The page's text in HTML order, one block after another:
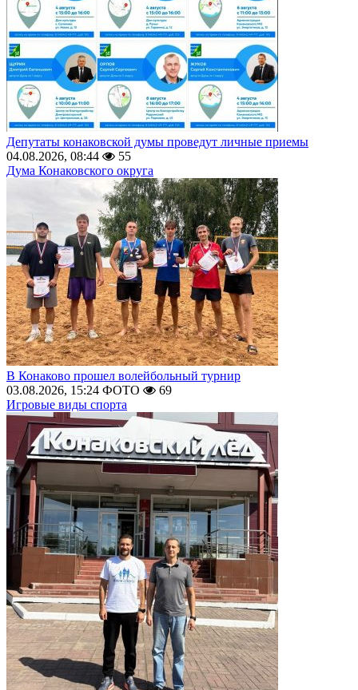
Депутаты конаковской думы проведут личные приемы
04.08.2026, 08:44
55
Дума Конаковского округа
В Конаково прошел волейбольный турнир
03.08.2026, 15:24 ФОТО
69
Игровые виды спорта